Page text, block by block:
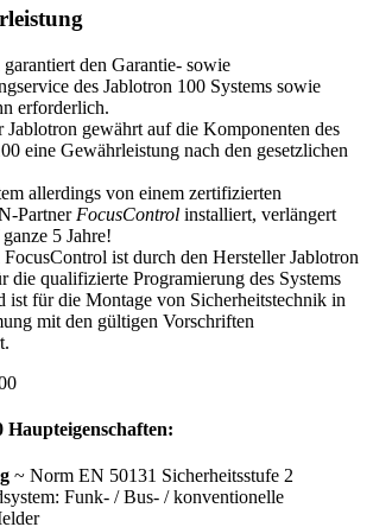
den Garantie- sowie
des Jablotron 100 Systems sowie
erforderlich.
Jablotron gewährt auf die Komponenten des
eine Gewährleistung nach den gesetzlichen
allerdings von einem zertifizierten
Partner FocusControl installiert, verlängert
5 Jahre!
ist durch den Hersteller Jablotron
die qualifizierte Programierung des Systems
ist für die Montage von Sicherheitstechnik in
mit den gültigen Vorschriften
~ Norm EN 50131 Sicherheitsstufe 2
Funk- / Bus- / konventionelle